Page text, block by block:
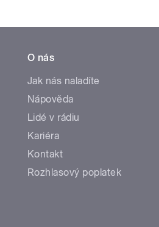
O nás
Jak nás naladíte
Nápověda
Lidé v rádiu
Kariéra
Kontakt
Rozhlasový poplatek